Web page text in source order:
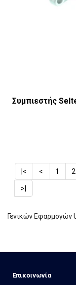
Συμπιεστής
|< < 1 2
>|
Γενικών Εφαρμογών
Eπικοινωνία